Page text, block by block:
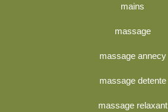
mains
massage
massage annecy
massage detente
massage relaxant